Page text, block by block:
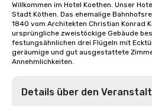
Willkommen im Hotel Koethen. Unser
Stadt Köthen. Das ehemalige
1840 vom Architekten Christian Konrad
ursprüngliche zweistöckige Gebäude
festungsähnlichen drei Flügeln mit
geräumige und gut ausgestattete
Annehmlichkeiten.
Details über den